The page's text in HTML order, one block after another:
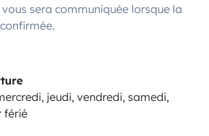
sera communiquée lorsque la
jeudi, vendredi, samedi,
férié